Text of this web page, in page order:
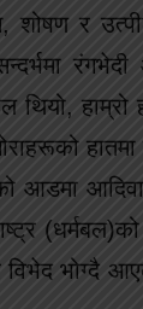
शोषण र
हाम्रो
आडमा
विभेद